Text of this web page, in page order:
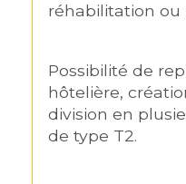
réhabilitation ou
Possibilité de
hôtelière,
division en
de type T2.